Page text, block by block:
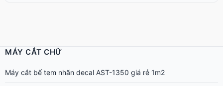
MÁY CẮT CHỮ
Máy cắt bế tem nhãn decal AST-1350 giá rẻ 1m2